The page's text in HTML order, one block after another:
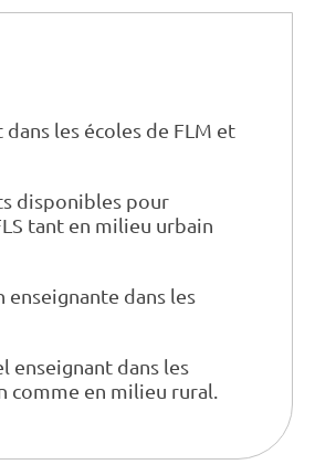
les écoles de FLM et
disponibles pour
tant en milieu urbain
dans les
enseignant dans les
comme en milieu rural.